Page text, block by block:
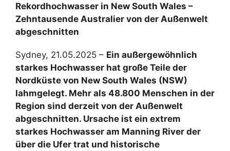
Rekordhochwasser in New South Wales –
Zehntausende Australier von der Außenwelt
abgeschnitten
Sydney, 21.05.2025 – Ein außergewöhnlich
starkes Hochwasser hat große Teile der
Nordküste von New South Wales (NSW)
lahmgelegt. Mehr als 48.800 Menschen in der
Region sind derzeit von der Außenwelt
abgeschnitten. Ursache ist ein extrem
starkes Hochwasser am Manning River der
über die Ufer trat und historische